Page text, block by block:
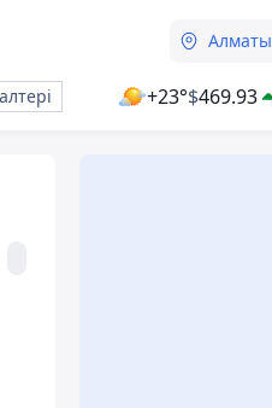
Алматы
+23°$469.93